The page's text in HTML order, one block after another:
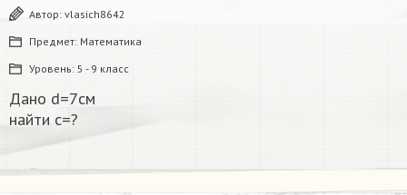
Автор: vlasich8642
Предмет: Математика
Уровень: 5 - 9 класс
Дано d=7см
найти с=?​